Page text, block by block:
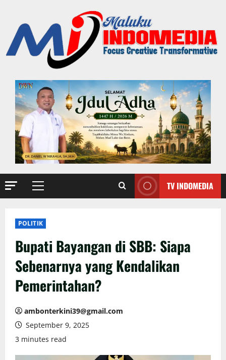
TV INDOMEDIA
POLITIK
Bupati Bayangan di SBB: Siapa
Sebenarnya yang Kendalikan
Pemerintahan?
ambonterkini39@gmail.com
September 9, 2025
3 minutes read